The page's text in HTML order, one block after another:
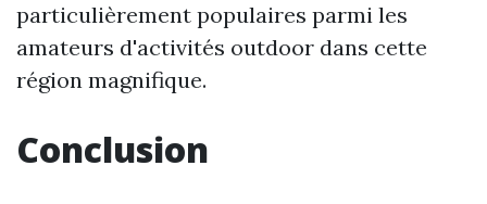
particulièrement populaires parmi les
amateurs d'activités outdoor dans cette
région magnifique.
Conclusion